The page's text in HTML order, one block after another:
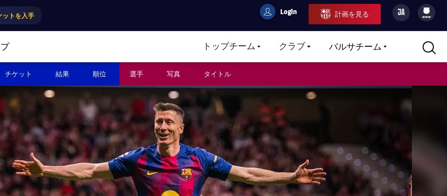
ットを入手 userCulers
Login 計画を見る JA
filled-badge
www
トップチームLABEL.ARIA.CARETDOWN
クラブLABEL.ARIA.CARETDOWN
バルサチームLABEL.ARIA.CARETDOWN
チケット 結果 順位 選手 写真 タイトル